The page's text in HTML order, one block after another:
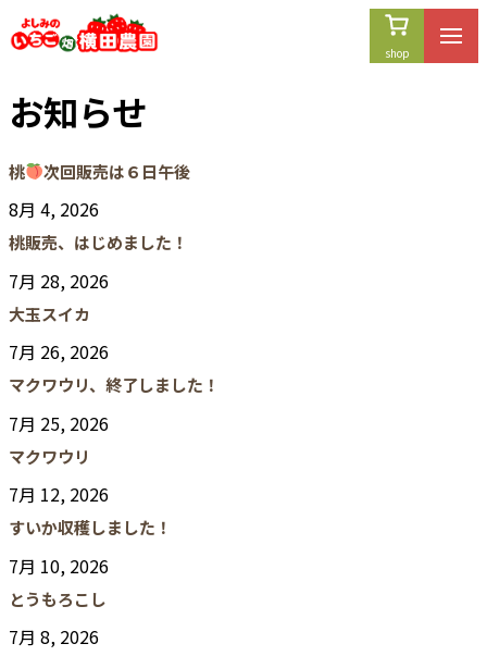
お知らせ
桃 次回販売は６日午後
8月 4, 2026
桃販売、はじめました！
7月 28, 2026
大玉スイカ
7月 26, 2026
マクワウリ、終了しました！
7月 25, 2026
マクワウリ
7月 12, 2026
すいか収穫しました！
7月 10, 2026
とうもろこし
7月 8, 2026